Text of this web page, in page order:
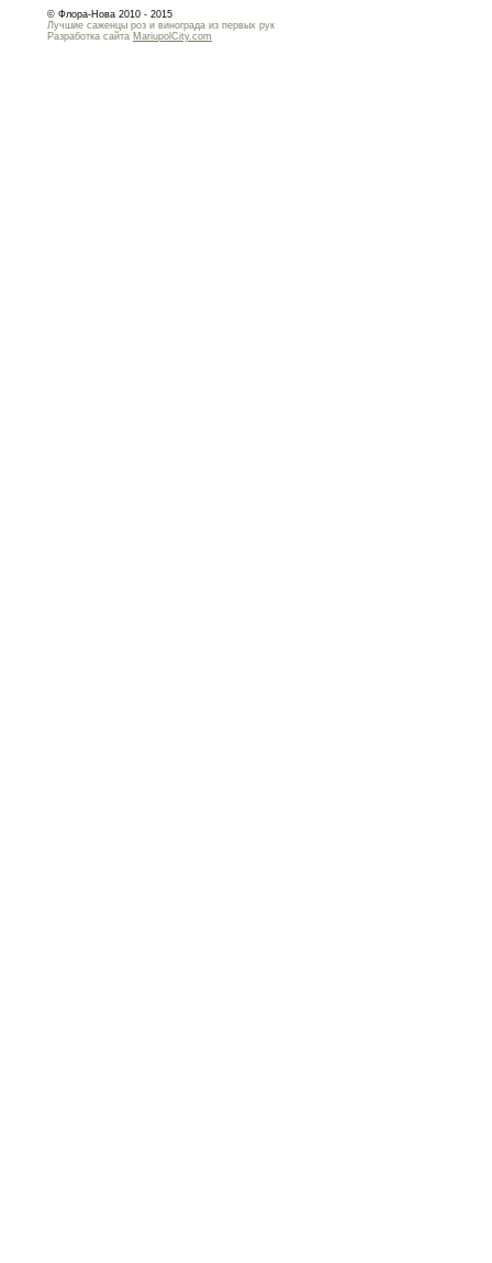
© Флора-Нова 2010 - 2015
Лучшие саженцы роз и винограда из первых рук
Разработка сайта MariupolCity.com